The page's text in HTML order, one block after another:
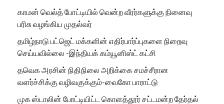
காமன் வெல்த் போட்டியில் வென்ற வீரர்களுக்கு நினைவு
பரிசு வழங்கிய முதல்வர்
தமிழ்நாடு பட்ஜெட் மக்களின் எதிர்பார்ப்புகளை நிறைவு
செய்யவில்லை -இந்தியக் கம்யூனிஸ்ட் கட்சி
தவெக அரசின் நிதிநிலை அறிக்கை சமச்சீரான
வளர்ச்சிக்கு வழிவகுக்கும்-வைகோ பாராட்டு
முக ஸ்டாலின் போட்டியிட்ட கொளத்தூர் சட்டமன்ற தேர்தல்